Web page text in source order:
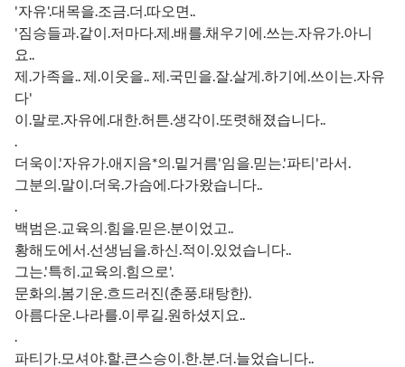
'자유'.대목을.조금.더.따오면..
'짐승들과.같이.저마다.제.배를.채우기에.쓰는.자유가.아니
요..
제.가족을.. 제.이웃을.. 제.국민을.잘.살게.하기에.쓰이는.자유
다'
이.말로.자유에.대한.허튼.생각이.또렷해졌습니다..
더욱이.'자유가.애지음*의.밑거름'임을.믿는.'파티'라서.
그분의.말이.더욱.가슴에.다가왔습니다..
백범은.교육의.힘을.믿은.분이었고..
황해도에서.선생님을.하신.적이.있었습니다..
그는.'특히.교육의.힘으로'.
문화의.봄기운.흐드러진(춘풍.태탕한).
아름다운.나라를.이루길.원하셨지요..
파티가.모셔야.할.큰스승이.한.분.더.늘었습니다..